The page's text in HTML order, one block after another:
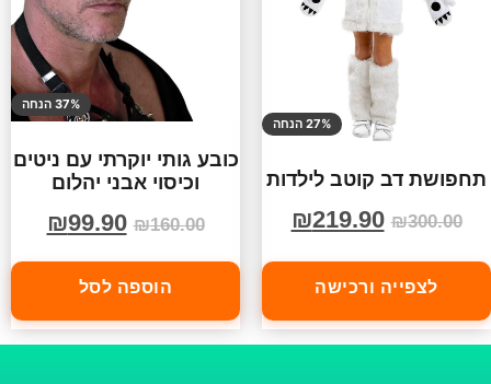
27% הנחה
תחפושת דב קוטב לילדות
₪300.00
₪219.90
לצפייה ורכישה
37% הנחה
כובע גותי יוקרתי עם ניטים
וכיסוי אבני יהלום
₪160.00
₪99.90
הוספה לסל